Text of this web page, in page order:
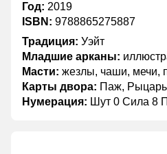
Год: 2019
ISBN: 9788865275887
Традиция: Уэйт
Младшие арканы:
Масти: жезлы, чаши, мечи,
Карты двора: Паж,
Нумерация: Шут 0 Сила 8